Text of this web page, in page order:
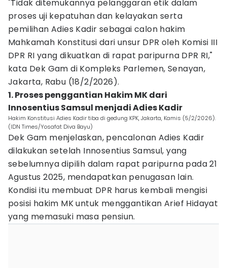
"Tidak ditemukannya pelanggaran etik dalam
proses uji kepatuhan dan kelayakan serta
pemilihan Adies Kadir sebagai calon hakim
Mahkamah Konstitusi dari unsur DPR oleh Komisi III
DPR RI yang dikuatkan di rapat paripurna DPR RI,"
kata Dek Gam di Kompleks Parlemen, Senayan,
Jakarta, Rabu (18/2/2026).
1. Proses penggantian Hakim MK dari
Innosentius Samsul menjadi Adies Kadir
Hakim Konstitusi Adies Kadir tiba di gedung KPK, Jakarta, Kamis (5/2/2026).
(IDN Times/Yosafat Diva Bayu)
Dek Gam menjelaskan, pencalonan Adies Kadir
dilakukan setelah Innosentius Samsul, yang
sebelumnya dipilih dalam rapat paripurna pada 21
Agustus 2025, mendapatkan penugasan lain.
Kondisi itu membuat DPR harus kembali mengisi
posisi hakim MK untuk menggantikan Arief Hidayat
yang memasuki masa pensiun.